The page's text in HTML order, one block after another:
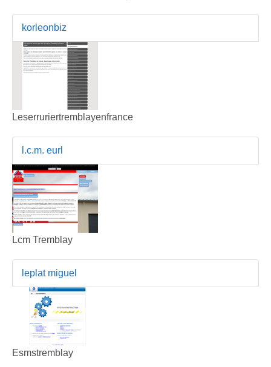
korleonbiz
Leserruriertremblayenfrance
l.c.m. eurl
Lcm Tremblay
leplat miguel
Esmstremblay